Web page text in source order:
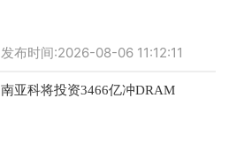
发布时间:2026-08-06 11:12:11
南亚科将投资3466亿冲DRAM